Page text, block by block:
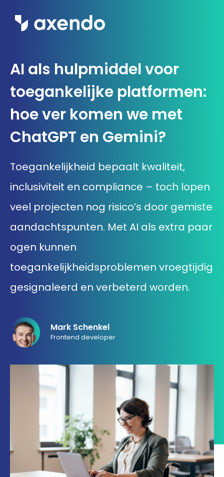
Inzichten
Ons werk
Over ons
Contact
Werken bij Axendo 5
033 432 3038
AI als hulpmiddel voor
toegankelijke platformen:
hoe ver komen we met
ChatGPT en Gemini?
Toegankelijkheid bepaalt kwaliteit,
inclusiviteit en compliance – toch lopen
veel projecten nog risico’s door gemiste
aandachtspunten. Met AI als extra paar
ogen kunnen
toegankelijkheidsproblemen vroegtijdig
gesignaleerd en verbeterd worden.
Mark Schenkel
Frontend developer